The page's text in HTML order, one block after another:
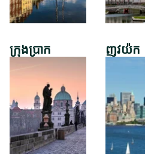
ក្រុងប្រាក ញូវយ៉ក